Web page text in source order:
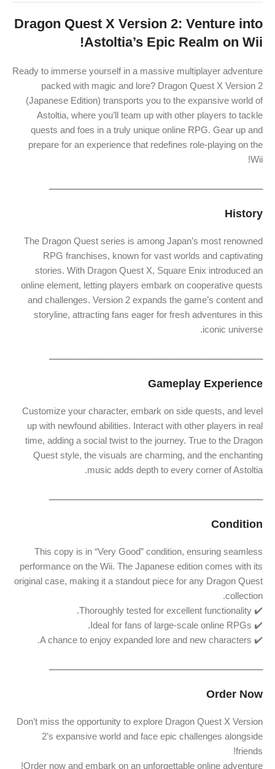
Dragon Quest X Version 2: Venture into
Astoltia’s Epic Realm on Wii!
Ready to immerse yourself in a massive multiplayer adventure
packed with magic and lore? Dragon Quest X Version 2
(Japanese Edition) transports you to the expansive world of
Astoltia, where you’ll team up with other players to tackle
quests and foes in a truly unique online RPG. Gear up and
prepare for an experience that redefines role-playing on the
Wii!
ـــــــــــــــــــــــــــــــــــــــــــــــــــــــــــــــــــــــــــــــــــــــ
History
The Dragon Quest series is among Japan’s most renowned
RPG franchises, known for vast worlds and captivating
stories. With Dragon Quest X, Square Enix introduced an
online element, letting players embark on cooperative quests
and challenges. Version 2 expands the game’s content and
storyline, attracting fans eager for fresh adventures in this
iconic universe.
ـــــــــــــــــــــــــــــــــــــــــــــــــــــــــــــــــــــــــــــــــــــــ
Gameplay Experience
Customize your character, embark on side quests, and level
up with newfound abilities. Interact with other players in real
time, adding a social twist to the journey. True to the Dragon
Quest style, the visuals are charming, and the enchanting
music adds depth to every corner of Astoltia.
ـــــــــــــــــــــــــــــــــــــــــــــــــــــــــــــــــــــــــــــــــــــــ
Condition
This copy is in “Very Good” condition, ensuring seamless
performance on the Wii. The Japanese edition comes with its
original case, making it a standout piece for any Dragon Quest
collection.
✔️ Thoroughly tested for excellent functionality.
✔️ Ideal for fans of large-scale online RPGs.
✔️ A chance to enjoy expanded lore and new characters.
ـــــــــــــــــــــــــــــــــــــــــــــــــــــــــــــــــــــــــــــــــــــــ
Order Now
Don’t miss the opportunity to explore Dragon Quest X Version
2’s expansive world and face epic challenges alongside
friends!
Order now and embark on an unforgettable online adventure!